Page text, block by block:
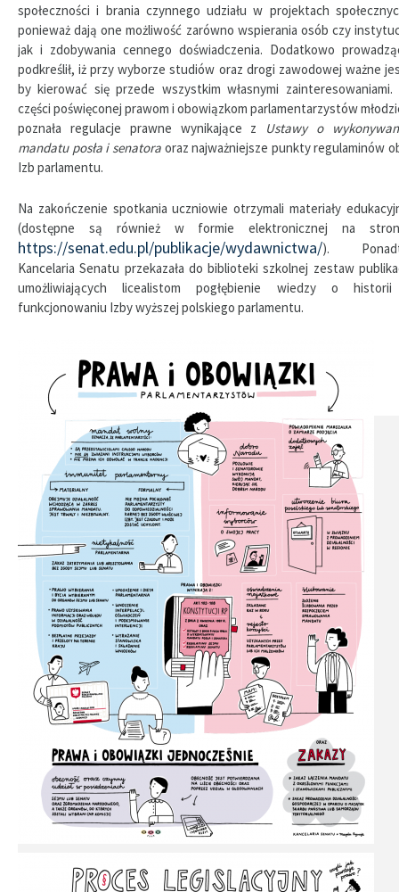
społeczności i brania czynnego udziału w projektach
ponieważ dają one możliwość zarówno wspierania osób czy
jak i zdobywania cennego doświadczenia. Dodatkowo
podkreślił, iż przy wyborze studiów oraz drogi zawodowej ważne
by kierować się przede wszystkim własnymi zainteresowaniami.
części poświęconej prawom i obowiązkom parlamentarzystów
poznała regulacje prawne wynikające z Ustawy o
mandatu posła i senatoraoraz najważniejsze punkty regulaminów
Izb parlamentu.
Na zakończenie spotkania uczniowie otrzymali materiały
(dostępne są również w formie elektronicznej na
https://senat.edu.pl/publikacje/wydawnictwa/).
Kancelaria Senatu przekazała do biblioteki szkolnej zestaw
umożliwiających licealistom pogłębienie wiedzy o
funkcjonowaniu Izby wyższej polskiego parlamentu.